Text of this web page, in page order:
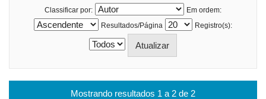
Classificar por:
Em ordem:
Resultados/Página
Registro(s):
Mostrando resultados 1 a 2 de 2